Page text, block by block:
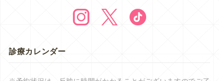
診療カレンダー